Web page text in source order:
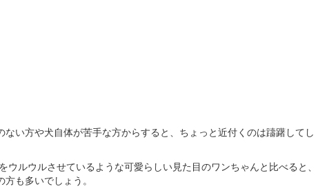
い方や犬自体が苦手な方からすると、ちょっと近付くのは躊躇してし
ウルウルさせているような可愛らしい見た目のワンちゃんと比べると、
も多いでしょう。